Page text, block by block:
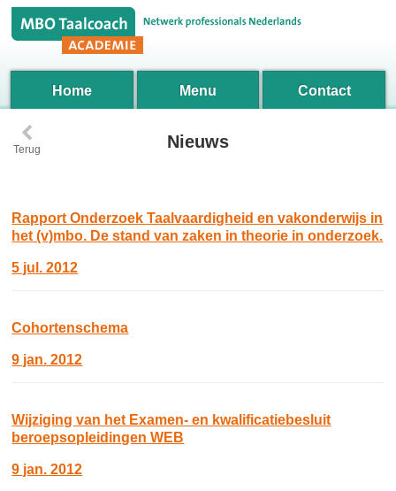
Home Menu Contact
‹
Terug Nieuws
Rapport Onderzoek Taalvaardigheid en vakonderwijs in
het (v)mbo. De stand van zaken in theorie in onderzoek.
5 jul. 2012
Cohortenschema
9 jan. 2012
Wijziging van het Examen- en kwalificatiebesluit
beroepsopleidingen WEB
9 jan. 2012